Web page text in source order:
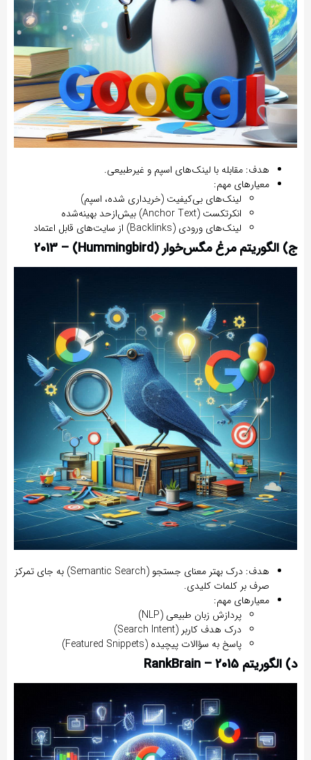
هدف: مقابله با لینک‌های اسپم و غیرطبیعی.
معیارهای مهم:
لینک‌های بی‌کیفیت (خریداری شده، اسپم)
انکرتکست (Anchor Text) بیش‌ازحد بهینه‌شده
لینک‌های ورودی (Backlinks) از سایت‌های قابل اعتماد
ج) الگوریتم مرغ مگس‌خوار (Hummingbird) – 2013
هدف: درک بهتر معنای جستجو
(Semantic Search) به جای تمرکز
صرف بر کلمات کلیدی.
معیارهای مهم:
پردازش زبان طبیعی (NLP)
درک هدف کاربر (Search Intent)
پاسخ به سؤالات پیچیده (Featured Snippets)
د) الگوریتم RankBrain – 2015